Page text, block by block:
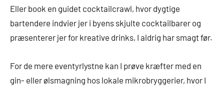
Eller book en guidet cocktailcrawl, hvor dygtige
bartendere indvier jer i byens skjulte cocktailbarer og
præsenterer jer for kreative drinks, I aldrig har smagt før.
For de mere eventyrlystne kan I prøve kræfter med en
gin- eller ølsmagning hos lokale mikrobryggerier, hvor I